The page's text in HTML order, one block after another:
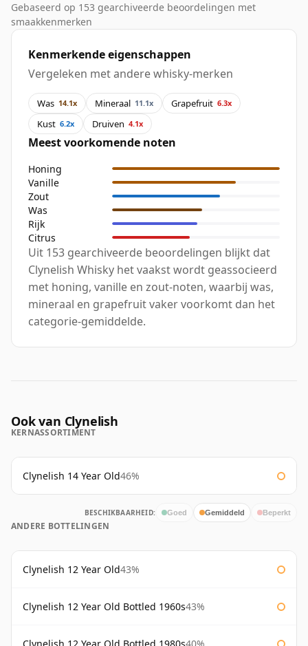
Gebaseerd op 153 gearchiveerde beoordelingen met
smaakkenmerken
Kenmerkende eigenschappen
Vergeleken met andere whisky-merken
Was 14.1x Mineraal 11.1x Grapefruit 6.3x
Kust 6.2x Druiven 4.1x
Meest voorkomende noten
Honing
Vanille
Zout
Was
Rijk
Citrus
Uit 153 gearchiveerde beoordelingen blijkt dat
Clynelish Whisky het vaakst wordt geassocieerd
met honing, vanille en zout-noten, waarbij was,
mineraal en grapefruit vaker voorkomt dan het
categorie-gemiddelde.
Ook van Clynelish
KERNASSORTIMENT
Clynelish 14 Year Old46%
BESCHIKBAARHEID: Goed Gemiddeld Beperkt
ANDERE BOTTELINGEN
Clynelish 12 Year Old43%
Clynelish 12 Year Old Bottled 1960s43%